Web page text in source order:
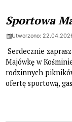
Sportowa
Utworzono:
Serdecznie
Majówkę w
rodzinnych
ofertę sportową,